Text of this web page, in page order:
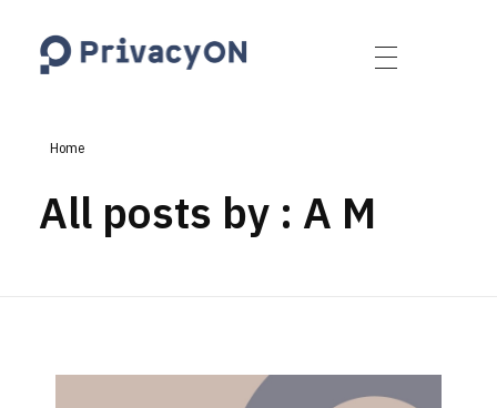
Home
All posts by : A M